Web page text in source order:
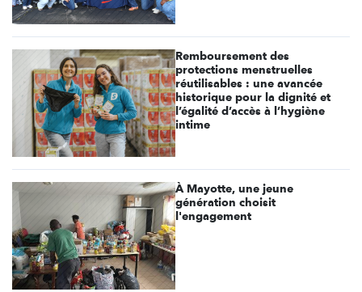
Remboursement des
protections menstruelles
réutilisables : une avancée
historique pour la dignité et
l’égalité d’accès à l’hygiène
intime
À Mayotte, une jeune
génération choisit
l'engagement